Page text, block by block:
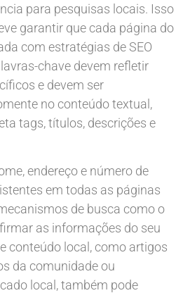
para pesquisas locais. Isso
garantir que cada página do
com estratégias de SEO
chave devem refletir
e devem ser
no conteúdo textual,
tags, títulos, descrições e
endereço e número de
em todas as páginas
de busca como o
as informações do seu
conteúdo local, como artigos
da comunidade ou
local, também pode